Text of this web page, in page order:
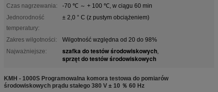
Czas nagrzewania:
-70 ℃ ～ + 100 ℃, w ciągu 60 min
Jednorodność
temperatury:
± 2,0 ° C (z pustym obciążeniem)
Zakres wilgotności:
Wilgotność względna od 20 do 98%
Najważniejsze:
szafka do testów środowiskowych,
sprzęt do testów środowiskowych
KMH - 1000S Programowalna komora testowa do pomiarów
środowiskowych prądu stałego 380 V ± 10 ％ 60 Hz